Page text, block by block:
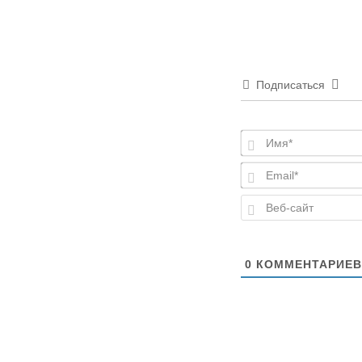
Подписаться
0 КОММЕНТАРИЕВ